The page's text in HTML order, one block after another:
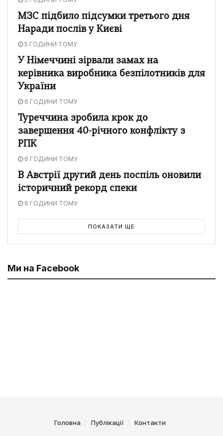
МЗС підбило підсумки третього дня
Наради послів у Києві
5 ГОДИНИ ТОМУ
У Німеччині зірвали замах на
керівника виробника безпілотників для
України
6 ГОДИНИ ТОМУ
Туреччина зробила крок до
завершення 40-річного конфлікту з
РПК
6 ГОДИНИ ТОМУ
В Австрії другий день поспіль оновили
історичний рекорд спеки
6 ГОДИНИ ТОМУ
ПОКАЗАТИ ЩЕ
Ми на Facebook
Головна Публікації Контакти